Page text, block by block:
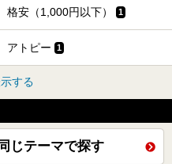
格安（1,000円以下） 1
アトピー 1
する
じテーマで探す